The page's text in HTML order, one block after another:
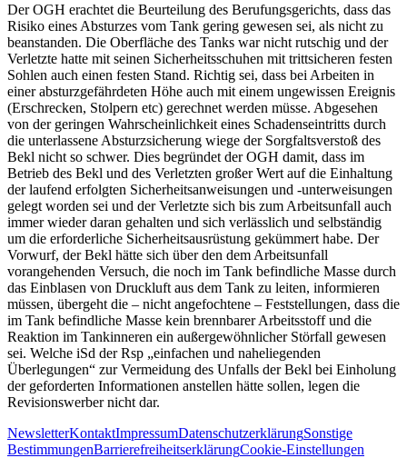
Der OGH erachtet die Beurteilung des Berufungsgerichts, dass das
Risiko eines Absturzes vom Tank gering gewesen sei, als nicht zu
beanstanden. Die Oberfläche des Tanks war nicht rutschig und der
Verletzte hatte mit seinen Sicherheitsschuhen mit trittsicheren festen
Sohlen auch einen festen Stand. Richtig sei, dass bei Arbeiten in
einer absturzgefährdeten Höhe auch mit einem ungewissen Ereignis
(Erschrecken, Stolpern etc) gerechnet werden müsse. Abgesehen
von der geringen Wahrscheinlichkeit eines Schadenseintritts durch
die unterlassene Absturzsicherung wiege der Sorgfaltsverstoß des
Bekl nicht so schwer. Dies begründet der OGH damit, dass im
Betrieb des Bekl und des Verletzten großer Wert auf die Einhaltung
der laufend erfolgten Sicherheitsanweisungen und -unterweisungen
gelegt worden sei und der Verletzte sich bis zum Arbeitsunfall auch
immer wieder daran gehalten und sich verlässlich und selbständig
um die erforderliche Sicherheitsausrüstung gekümmert habe. Der
Vorwurf, der Bekl hätte sich über den dem Arbeitsunfall
vorangehenden Versuch, die noch im Tank befindliche Masse durch
das Einblasen von Druckluft aus dem Tank zu leiten, informieren
müssen, übergeht die – nicht angefochtene – Feststellungen, dass die
im Tank befindliche Masse kein brennbarer Arbeitsstoff und die
Reaktion im Tankinneren ein außergewöhnlicher Störfall gewesen
sei. Welche iSd der Rsp „einfachen und naheliegenden
Überlegungen“ zur Vermeidung des Unfalls der Bekl bei Einholung
der geforderten Informationen anstellen hätte sollen, legen die
Revisionswerber nicht dar.
NewsletterKontaktImpressumDatenschutzerklärungSonstige
BestimmungenBarrierefreiheitserklärungCookie-Einstellungen